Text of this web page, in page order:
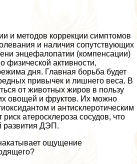
и методов коррекции симптомов
и наличия сопутствующих
энцефалопатии (компенсации)
физической активности,
дня. Главная борьба будет
привычек и лишнего веса. В
от животных жиров в пользу
овощей и фруктов. Их можно
и антисклеротическим
атеросклероза сосудов, что
развития ДЭП.
ощущение